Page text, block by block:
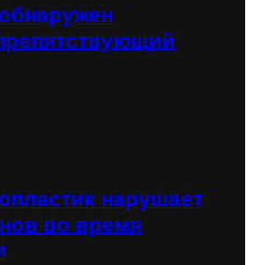
нарушает
во время